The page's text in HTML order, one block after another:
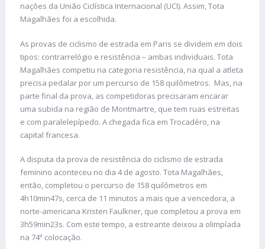
nações da União Ciclística Internacional (UCI). Assim, Tota
Magalhães foi a escolhida.
As provas de ciclismo de estrada em Paris se dividem em dois
tipos: contrarrelógio e resistência – ambas individuais. Tota
Magalhães competiu na categoria resistência, na qual a atleta
precisa pedalar por um percurso de 158 quilômetros. Mas, na
parte final da prova, as competidoras precisaram encarar
uma subida na região de Montmartre, que tem ruas estreitas
e com paralelepípedo. A chegada fica em Trocadéro, na
capital francesa.
A disputa da prova de resistência do ciclismo de estrada
feminino aconteceu no dia 4 de agosto. Tota Magalhães,
então, completou o percurso de 158 quilômetros em
4h10min47s, cerca de 11 minutos a mais que a vencedora, a
norte-americana Kristen Faulkner, que completou a prova em
3h59min23s. Com este tempo, a estreante deixou a olimpíada
na 74ª colocação.